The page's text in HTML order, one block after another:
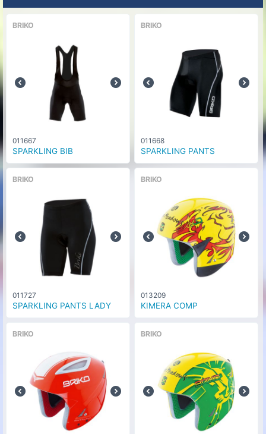
BRIKO
011667
SPARKLING BIB
BRIKO
011668
SPARKLING PANTS
BRIKO
011727
SPARKLING PANTS LADY
BRIKO
013209
KIMERA COMP
BRIKO BRIKO